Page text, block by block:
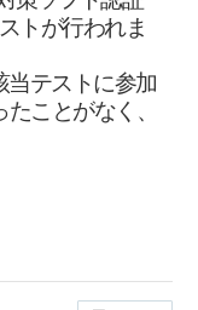
トが行われま
当テストに参加
ことがなく、